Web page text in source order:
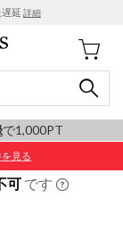
延 詳細
で1,000PT
見る
可 です